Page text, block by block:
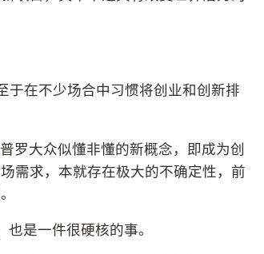
于在不少场合中习惯将创业和创新排
罗大众似懂非懂的新概念，即成为创
需求，本就存在极大的不确定性，前
是一件很硬核的事。